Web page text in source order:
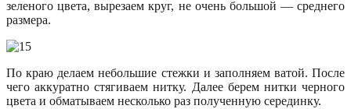
зеленого цвета, вырезаем круг, не очень большой — среднего
размера.
По краю делаем небольшие стежки и заполняем ватой. После
чего аккуратно стягиваем нитку. Далее берем нитки черного
цвета и обматываем несколько раз полученную серединку.